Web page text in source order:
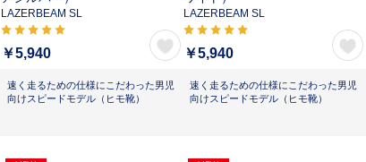
LAZERBEAM SL
￥5,940
速く走るための仕様にこだわった男児
向けスピードモデル（ヒモ靴）
LAZERBEAM SL
￥5,940
速く走るための仕様にこだわった男児
向けスピードモデル（ヒモ靴）